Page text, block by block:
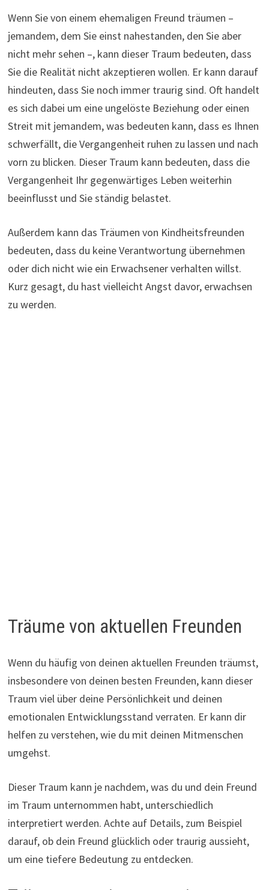
Wenn Sie von einem ehemaligen Freund träumen –
jemandem, dem Sie einst nahestanden, den Sie aber
nicht mehr sehen –, kann dieser Traum bedeuten, dass
Sie die Realität nicht akzeptieren wollen. Er kann darauf
hindeuten, dass Sie noch immer traurig sind. Oft handelt
es sich dabei um eine ungelöste Beziehung oder einen
Streit mit jemandem, was bedeuten kann, dass es Ihnen
schwerfällt, die Vergangenheit ruhen zu lassen und nach
vorn zu blicken. Dieser Traum kann bedeuten, dass die
Vergangenheit Ihr gegenwärtiges Leben weiterhin
beeinflusst und Sie ständig belastet.
Außerdem kann das Träumen von Kindheitsfreunden
bedeuten, dass du keine Verantwortung übernehmen
oder dich nicht wie ein Erwachsener verhalten willst.
Kurz gesagt, du hast vielleicht Angst davor, erwachsen
zu werden.
Träume von aktuellen Freunden
Wenn du häufig von deinen aktuellen Freunden träumst,
insbesondere von deinen besten Freunden, kann dieser
Traum viel über deine Persönlichkeit und deinen
emotionalen Entwicklungsstand verraten. Er kann dir
helfen zu verstehen, wie du mit deinen Mitmenschen
umgehst.
Dieser Traum kann je nachdem, was du und dein Freund
im Traum unternommen habt, unterschiedlich
interpretiert werden. Achte auf Details, zum Beispiel
darauf, ob dein Freund glücklich oder traurig aussieht,
um eine tiefere Bedeutung zu entdecken.